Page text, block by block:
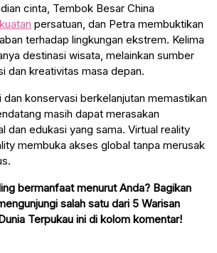
cinta, Tembok Besar China
persatuan, dan Petra membuktikan
terhadap lingkungan ekstrem. Kelima
destinasi wisata, melainkan sumber
dan kreativitas masa depan.
dan konservasi berkelanjutan memastikan
masih dapat merasakan
dan edukasi yang sama. Virtual reality
membuka akses global tanpa merusak
bermanfaat menurut Anda? Bagikan
salah satu dari 5 Warisan
Terpukau ini di kolom komentar!